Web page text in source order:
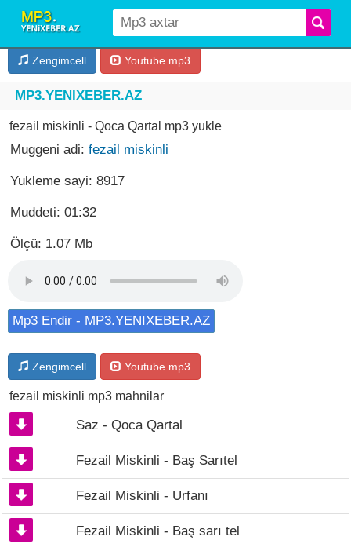
Zengimcell Youtube mp3
MP3.YENIXEBER.AZ
fezail miskinli - Qoca Qartal mp3 yukle
Muggeni adi: fezail miskinli
Yukleme sayi: 8917
Muddeti: 01:32
Ölçü: 1.07 Mb
Mp3 Endir - MP3.YENIXEBER.AZ
Zengimcell Youtube mp3
fezail miskinli mp3 mahnilar
Saz - Qoca Qartal
Fezail Miskinli - Baş Sarıtel
Fezail Miskinli - Urfanı
Fezail Miskinli - Baş sarı tel